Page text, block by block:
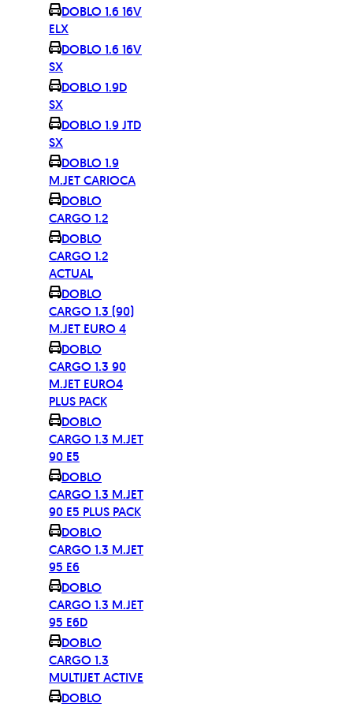
DOBLO 1.6 16V
ELX
DOBLO 1.6 16V
SX
DOBLO 1.9D
SX
DOBLO 1.9 JTD
SX
DOBLO 1.9
M.JET CARIOCA
DOBLO
CARGO 1.2
DOBLO
CARGO 1.2
ACTUAL
DOBLO
CARGO 1.3 (90)
M.JET EURO 4
DOBLO
CARGO 1.3 90
M.JET EURO4
PLUS PACK
DOBLO
CARGO 1.3 M.JET
90 E5
DOBLO
CARGO 1.3 M.JET
90 E5 PLUS PACK
DOBLO
CARGO 1.3 M.JET
95 E6
DOBLO
CARGO 1.3 M.JET
95 E6D
DOBLO
CARGO 1.3
MULTIJET ACTIVE
DOBLO